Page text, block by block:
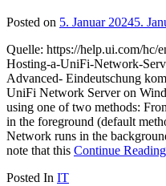
Posted on 5. Januar 20245.
Quelle: https://help.ui.com/hc/
Hosting-a-UniFi-Network-
Advanced- Eindeutschung
UniFi Network Server on
using one of two methods:
in the foreground (default
Network runs in the
note that this Continue Reading
Posted In IT